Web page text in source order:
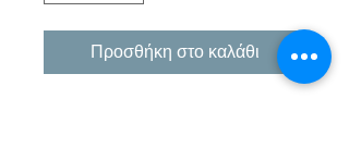
Προσθήκη στο καλάθι